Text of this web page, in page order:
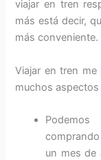
viajar en tren
más está decir,
más conveniente.
Viajar en tren me
muchos
un mes de